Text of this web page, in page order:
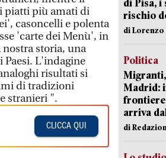
piatti più amati di
casoncelli e polenta
'carte dei Menù', in
storia, una
Paesi. L'indagine
risultati si
di tradizioni
stranieri ".
CLICCA QUI
di Pisa, i
rischio
di Lorenzo
Politica
Madrid:
arriva
di